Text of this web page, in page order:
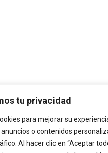
tu privacidad
para mejorar su
o contenidos
Al hacer clic en “Aceptar